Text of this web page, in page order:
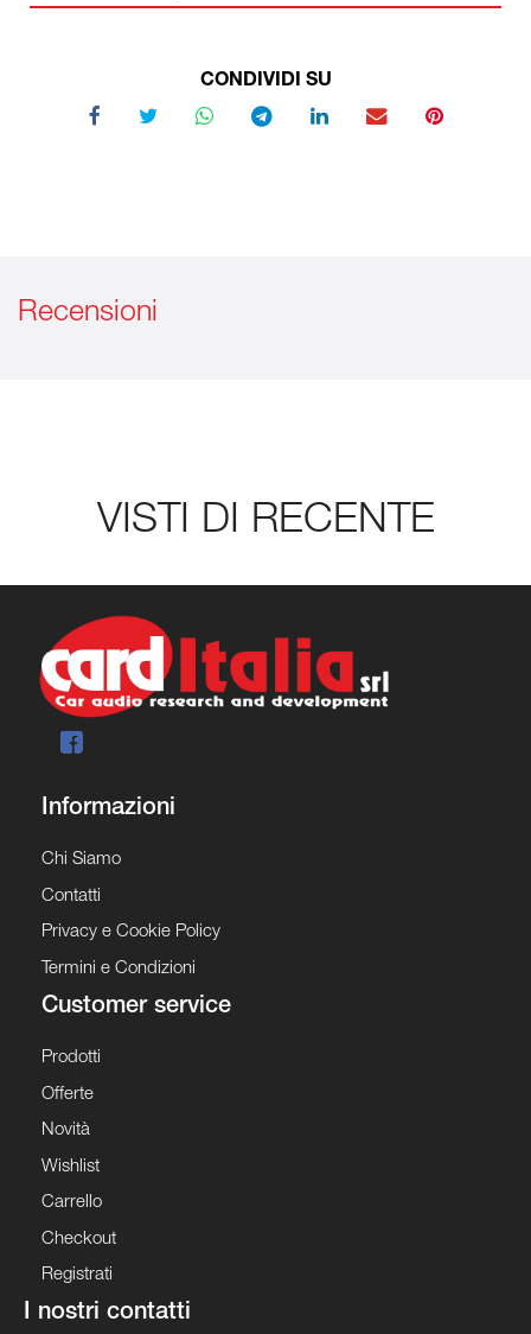
CONDIVIDI SU
Recensioni
VISTI DI RECENTE
Informazioni
Chi Siamo
Contatti
Privacy e Cookie Policy
Termini e Condizioni
Customer service
Prodotti
Offerte
Novità
Wishlist
Carrello
Checkout
Registrati
I nostri contatti